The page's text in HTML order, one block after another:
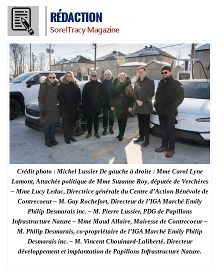
Crédit photo : Michel Lussier De gauche à droite : Mme Carol Lyne
Lamont, Attachée politique de Mme Suzanne Roy, députée de Verchères
– Mme Lucy Leduc, Directrice générale du Centre d’Action Bénévole de
Contrecoeur – M. Guy Rochefort, Directeur de l’IGA Marché Emily
Philip Desmarais inc. – M. Pierre Lussier, PDG de Papillons
Infrastructure Nature – Mme Maud Allaire, Mairesse de Contrecoeur –
M. Philip Desmarais, co-propriétaire de l’IGA Marché Emily Philip
Desmarais inc. – M. Vincent Chouinard-Laliberté, Directeur
développement et implantation de Papillons Infrastructure Nature.